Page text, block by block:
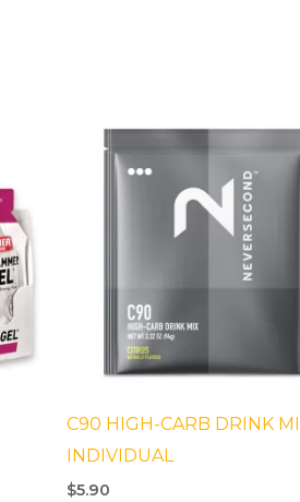
C90 HIGH-CARB DRINK
INDIVIDUAL
$5.90